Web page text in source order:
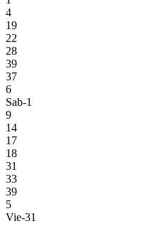
4
19
22
28
39
37
6
Sab-1
9
14
17
18
31
33
39
5
Vie-31